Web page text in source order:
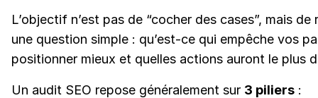
L’objectif n’est pas de “cocher des cases”, mais de
une question simple : qu’est-ce qui empêche vos
positionner mieux et quelles actions auront le plus
Un audit SEO repose généralement sur 3 piliers :